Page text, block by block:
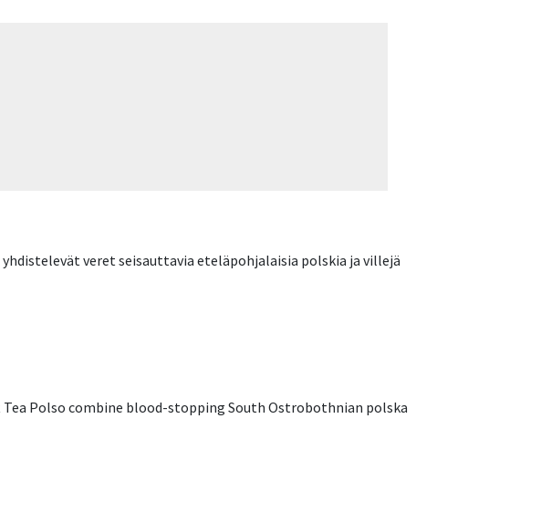
veret seisauttavia eteläpohjalaisia polskia ja villejä
Polso combine blood-stopping South Ostrobothnian polska